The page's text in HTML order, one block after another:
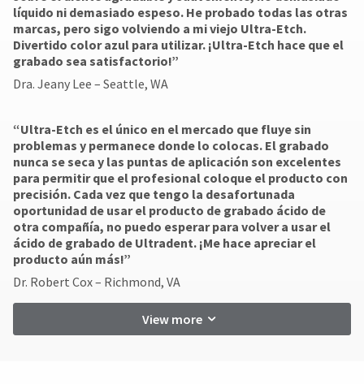
líquido ni demasiado espeso. He probado todas las otras
marcas, pero sigo volviendo a mi viejo Ultra-Etch.
Divertido color azul para utilizar. ¡Ultra-Etch hace que el
grabado sea satisfactorio!”
Dra. Jeany Lee – Seattle, WA
“Ultra-Etch es el único en el mercado que fluye sin
problemas y permanece donde lo colocas. El grabado
nunca se seca y las puntas de aplicación son excelentes
para permitir que el profesional coloque el producto con
precisión. Cada vez que tengo la desafortunada
oportunidad de usar el producto de grabado ácido de
otra compañía, no puedo esperar para volver a usar el
ácido de grabado de Ultradent. ¡Me hace apreciar el
producto aún más!”
Dr. Robert Cox – Richmond, VA
View more